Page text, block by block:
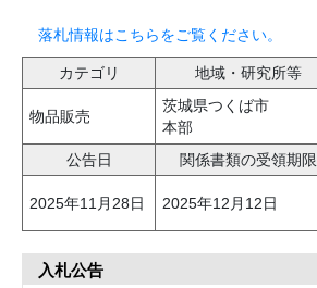
落札情報はこちらをご覧ください。
カテゴリ 地域・研究所等
物品販売
茨城県つくば市
本部
公告日
関係書類の受領期限
2025年11月28日 2025年12月12日
入札公告